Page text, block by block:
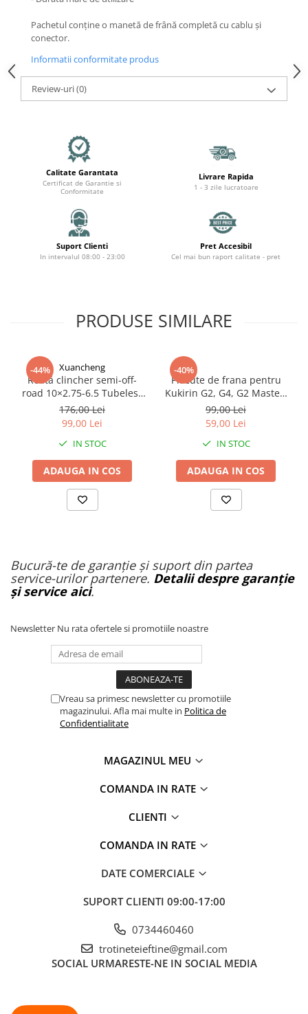
Prize de încărcare
Cabluri pentru baterii
Componente baterii
Localizatoare GPS
Mecanică
Pliere, pasadores & tije
Crickuri / suporturi parcare
Suspensii & amortizoare
Transmisii & lanțuri
Claxoane / sonerii (timbres)
Cabluri de frână
Consumabile & Unelte
Conectori
Organizatoare cabluri
Unelte & truse
Tuburi termocontractabile
Șuruburi / kituri prindere
Publicitate & elemente expo
Pachetul conține o manetă de frână completă cu cablu și
conector.
Informatii conformitate produs
Review-uri(0)
Calitate Garantata
Certificat de Garantie si
Conformitate
Livrare Rapida
1 - 3 zile lucratoare
Suport Clienti
In intervalul 08:00 - 23:00
Pret Accesibil
Cel mai bun raport calitate - pret
PRODUSE SIMILARE
-44% Xuancheng
Roată clincher semi-off-
road 10×2.75-6.5 Tubeless
[Xuancheng]
176,00 Lei
99,00 Lei
IN STOC
ADAUGA IN COS
-40%
Placute de frana pentru
Kukirin G2, G4, G2 Master,
G3 Pro
99,00 Lei
59,00 Lei
IN STOC
ADAUGA IN COS
Bucură-te de garanție și suport din partea
service-urilor partenere. Detalii despre garanție
și service aici.
Newsletter Nu rata ofertele si promotiile noastre
Vreau sa primesc newsletter cu promotiile
magazinului. Afla mai multe in Politica de
Confidentialitate
MAGAZINUL MEU
COMANDA IN RATE
CLIENTI
COMANDA IN RATE
DATE COMERCIALE
SUPORT CLIENTI 09:00-17:00
0734460460
trotineteieftine@gmail.com
SOCIAL URMARESTE-NE IN SOCIAL MEDIA